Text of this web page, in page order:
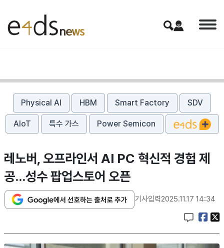
Physical AI HBM Smart Factory SDV
AIoT 특수 가스 Power Semicon
레노버, 오프라인서 AI PC 혁신적 경험 제
공…성수 팝업스토어 오픈
기사입력2025.11.17 14:34